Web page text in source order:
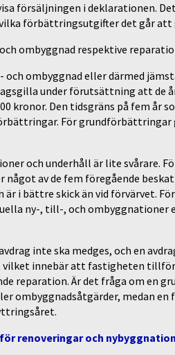
försäljningen i deklarationen.
förbättringsutgifter det går att
ombyggnad respektive
ombyggnad eller därmed
under förutsättning att de
kronor. Den tidsgräns på fem år
För grundförbättringar
och underhåll är lite svårare.
av de fem föregående
i bättre skick än vid förvärvet.
ny-, till-, och ombyggnationer
inte ska medges, och en
innebär att fastigheten
reparation. Är det fråga om en
ombyggnadsåtgärder, medan
renoveringar och nybyggnation